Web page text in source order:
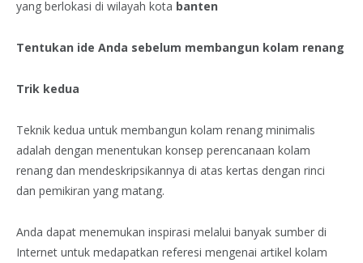
yang berlokasi di wilayah kota banten
Tentukan ide Anda sebelum membangun kolam renang
Trik kedua
Teknik kedua untuk membangun kolam renang minimalis
adalah dengan menentukan konsep perencanaan kolam
renang dan mendeskripsikannya di atas kertas dengan rinci
dan pemikiran yang matang.
Anda dapat menemukan inspirasi melalui banyak sumber di
Internet untuk medapatkan referesi mengenai artikel kolam